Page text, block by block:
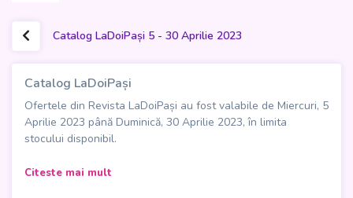
Catalog LaDoiPași 5 - 30 Aprilie 2023
Catalog LaDoiPași
Ofertele din Revista LaDoiPași au fost valabile de Miercuri, 5
Aprilie 2023 până Duminică, 30 Aprilie 2023, în limita
stocului disponibil.
Catalog LaDoiPași
Citeste mai mult